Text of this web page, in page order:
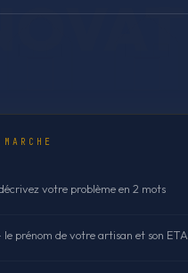
votre problème en 2 mots
prénom de votre artisan et son ETA